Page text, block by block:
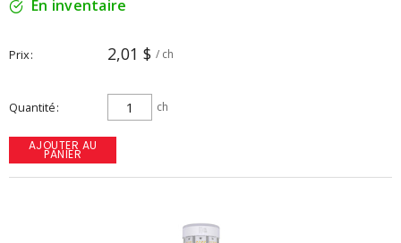
En inventaire
Prix 2,01 $ / ch
Quantité ch
AJOUTER AU
PANIER